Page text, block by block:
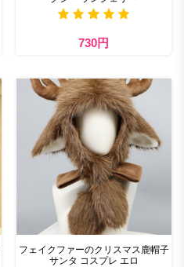
730円
フェイクファーのクリスマス鹿帽子
サンタ コスプレ エロ